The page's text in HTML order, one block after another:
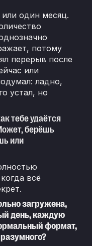
один месяц.
потому
перерыв после
или
ладно,
устал, но
тебе удаётся
берёшь
или
всё
загружена,
день, каждую
формат,